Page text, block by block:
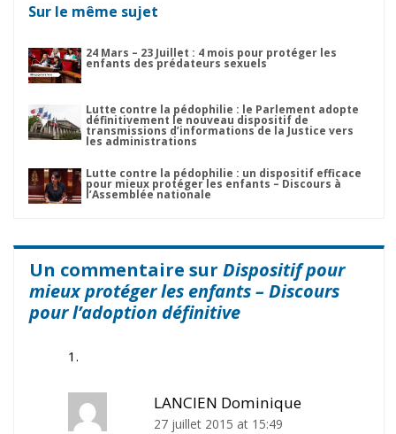
Sur le même sujet
24 Mars – 23 Juillet : 4 mois pour protéger les
enfants des prédateurs sexuels
Lutte contre la pédophilie : le Parlement adopte
définitivement le nouveau dispositif de
transmissions d’informations de la Justice vers
les administrations
Lutte contre la pédophilie : un dispositif efficace
pour mieux protéger les enfants – Discours à
l’Assemblée nationale
Un commentaire sur Dispositif pour
mieux protéger les enfants – Discours
pour l’adoption définitive
LANCIEN Dominique
27 juillet 2015 at 15:49